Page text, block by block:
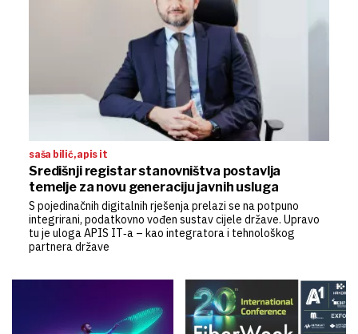
saša bilić, apis it
Središnji registar stanovništva postavlja
temelje za novu generaciju javnih usluga
S pojedinačnih digitalnih rješenja prelazi se na potpuno
integrirani, podatkovno vođen sustav cijele države. Upravo
tu je uloga APIS IT‑a – kao integratora i tehnološkog
partnera države